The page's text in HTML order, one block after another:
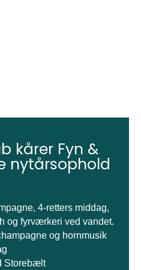
kårer Fyn &
nytårsophold
4-retters middag,
og fyrværkeri ved vandet.
og hornmusik
Storebælt